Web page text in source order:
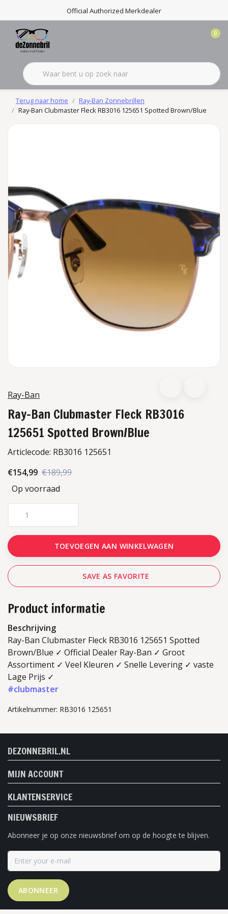
Official Authorized Merkdealer
0
Terug naar home
Ray-Ban Zonnebrillen
Ray-Ban Clubmaster Fleck RB3016 125651 Spotted Brown/Blue
Ray-Ban
Ray-Ban Clubmaster Fleck RB3016
125651 Spotted Brown/Blue
Articlecode: RB3016 125651
€154,99 €189,99
Op voorraad
TOEVOEGEN AAN WINKELWAGEN
SAVE AS FAVORITE
Product informatie
Beschrijving
Ray-Ban Clubmaster Fleck RB3016 125651 Spotted
Brown/Blue ✓ Official Dealer Ray-Ban ✓ Groot
Assortiment ✓ Veel Kleuren ✓ Snelle Levering ✓ vaste
Lage Prijs ✓
#clubmaster
Artikelnummer: RB3016 125651
DEZONNEBRIL.NL
MIJN ACCOUNT
KLANTENSERVICE
NIEUWSBRIEF
Abonneer je op onze nieuwsbrief om op de hoogte te blijven.
ABONNEER